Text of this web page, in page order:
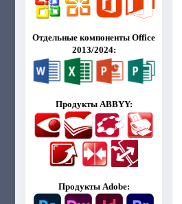
Отдельные компоненты Office
2013/2024:
Продукты ABBYY:
Продукты Adobe: